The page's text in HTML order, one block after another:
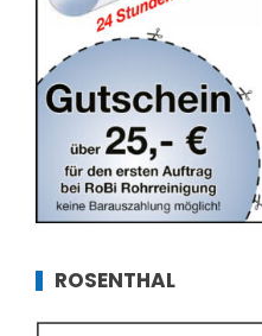
ROSENTHAL